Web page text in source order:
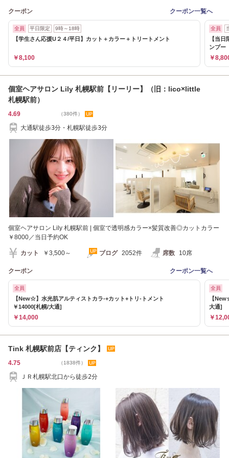
クーポン クーポン一覧へ
全員 平日限定 9時～18時
【学生さん応援U２４/平日】カット＋カラー＋トリートメント
￥8,100
全員
【当
ンプー
￥
個室ヘアサロン Lily 札幌駅前【リーリー】（旧：lico×little
札幌駅前）
4.69 （380件）
大通駅徒歩3分・札幌駅徒歩3分
個室ヘアサロン Lily 札幌駅前 | 個室で透明感カラー×髪質改善◎カットカラー
￥8000／当日予約OK
カット ￥3,500～ ブログ 2052件 席数 10席
クーポン クーポン一覧へ
全員
【New☆】水光肌アルティストカラ-+カット+トリ-トメント
￥14000[札幌/大通]
￥14,000
全員
【
大通]
￥
Tink 札幌駅前店【ティンク】
4.75 （1838件）
ＪＲ札幌駅北口から徒歩2分